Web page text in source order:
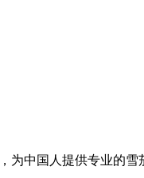
为中国人提供专业的